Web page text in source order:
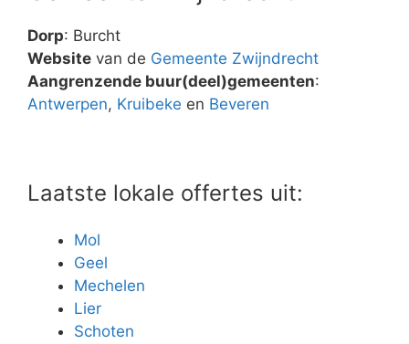
Dorp: Burcht
Website van de Gemeente Zwijndrecht
Aangrenzende buur(deel)gemeenten:
Antwerpen, Kruibeke en Beveren
Laatste lokale offertes uit:
Mol
Geel
Mechelen
Lier
Schoten